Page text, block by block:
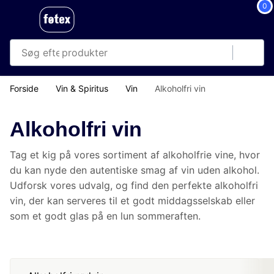
0
produkter
kategorier
mere end 35.000 varer
Forside Vin & Spiritus Vin Alkoholfri vin
Alkoholfri vin
Tag et kig på vores sortiment af alkoholfrie vine, hvor du kan
nyde den autentiske smag af vin uden alkohol. Udforsk vores
udvalg, og find den perfekte alkoholfri vin, der kan serveres til
et godt middagsselskab eller som et godt glas på en lun
sommeraften.